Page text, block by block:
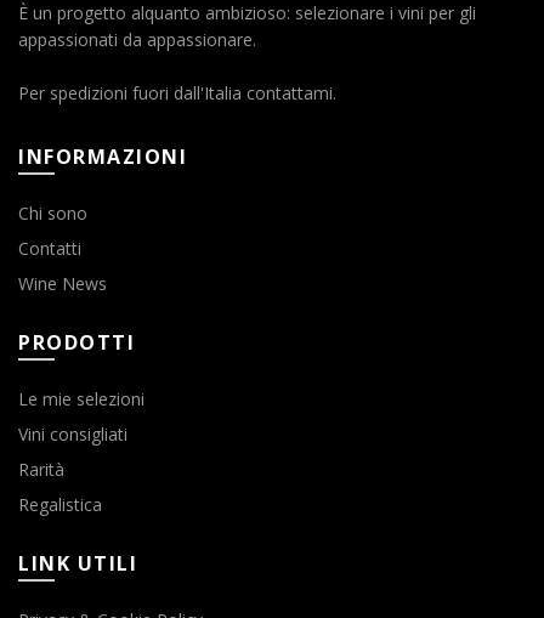
È un progetto alquanto ambizioso: selezionare i vini per gli
appassionati da appassionare.
Per spedizioni fuori dall'Italia contattami.
INFORMAZIONI
Chi sono
Contatti
Wine News
PRODOTTI
Le mie selezioni
Vini consigliati
Rarità
Regalistica
LINK UTILI